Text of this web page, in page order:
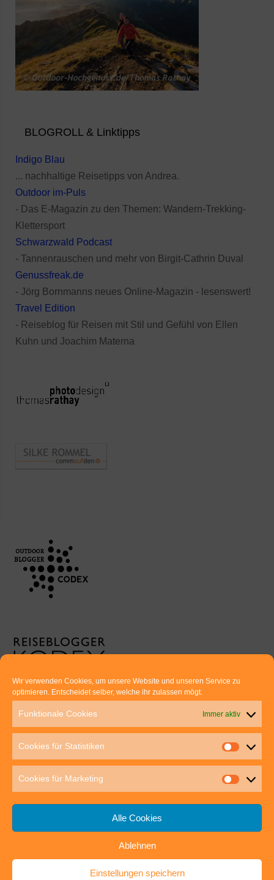
Wir verwenden Cookies, um unsere Website und unseren Service zu
optimieren. Entscheidet selber, welche ihr zulassen mögt.
Funktionale Cookies Immer aktiv
Cookies für Statistiken
Cookies für Marketing
Alle Cookies
Ablehnen
Einstellungen speichern
BLOGROLL & Linktipps
Indigo Blau
... nachhaltige Reisetipps von Andrea.
Outdoor im-Puls
- Das E-Magazin zu den Themen: Wandern-Trekking-
Klettersport
Schwarzwald Podcast
- Tannenrauschen und mehr von Birgit-Cathrin Duval
Genussfreak.de
- Jörg Bornmanns neues Online-Magazin - lesenswert!
Travel Edition
- Reiseblog für Reisen mit Stil und Gefühl von Ellen
Kuhn und Joachim Materna
Euer direkter Draht zu uns:
Thomas Rathay und Silke Rommel
70563 Stuttgart
post@outdoor-hochgenuss.de
IMPRESSUM DATENSCHUTZ